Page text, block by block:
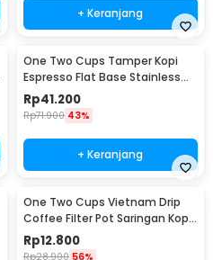
+ Keranjang
One Two Cups Tamper Kopi
Espresso Flat Base Stainless
Steel 51mm - SS51
Rp41.200
Rp71.900 43%
+ Keranjang
One Two Cups Vietnam Drip
Coffee Filter Pot Saringan Kopi
124ml 7Q - LC1
Rp12.800
Rp28.900 56%